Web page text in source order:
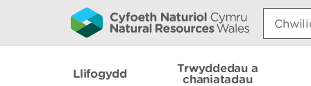
Search:
Llifogydd
Trwyddedau a
chaniatadau